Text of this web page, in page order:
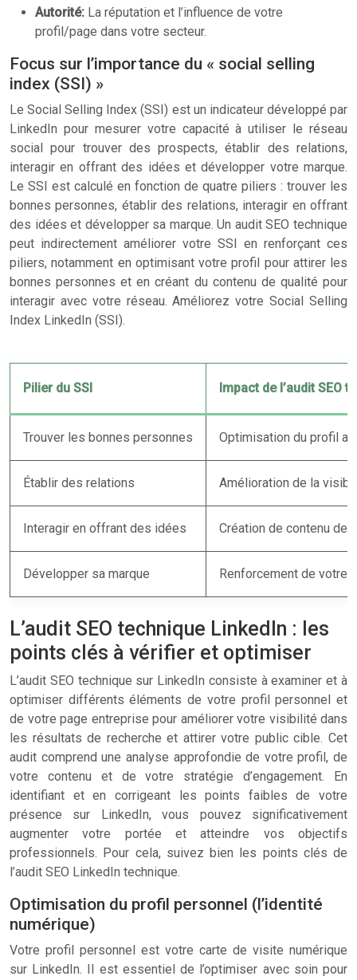
Autorité: La réputation et l’influence de votre
profil/page dans votre secteur.
Focus sur l’importance du « social selling
index (SSI) »
Le Social Selling Index (SSI) est un indicateur développé par
LinkedIn pour mesurer votre capacité à utiliser le réseau
social pour trouver des prospects, établir des relations,
interagir en offrant des idées et développer votre marque.
Le SSI est calculé en fonction de quatre piliers : trouver les
bonnes personnes, établir des relations, interagir en offrant
des idées et développer sa marque. Un audit SEO technique
peut indirectement améliorer votre SSI en renforçant ces
piliers, notamment en optimisant votre profil pour attirer les
bonnes personnes et en créant du contenu de qualité pour
interagir avec votre réseau. Améliorez votre Social Selling
Index LinkedIn (SSI).
Pilier du SSI Impact de l’audit SEO
Trouver les bonnes personnes Optimisation du profil
Établir des relations Amélioration de la
Interagir en offrant des idées Création de contenu de
Développer sa marque Renforcement de votre
L’audit SEO technique LinkedIn : les
points clés à vérifier et optimiser
L’audit SEO technique sur LinkedIn consiste à examiner et à
optimiser différents éléments de votre profil personnel et
de votre page entreprise pour améliorer votre visibilité dans
les résultats de recherche et attirer votre public cible. Cet
audit comprend une analyse approfondie de votre profil, de
votre contenu et de votre stratégie d’engagement. En
identifiant et en corrigeant les points faibles de votre
présence sur LinkedIn, vous pouvez significativement
augmenter votre portée et atteindre vos objectifs
professionnels. Pour cela, suivez bien les points clés de
l’audit SEO LinkedIn technique.
Optimisation du profil personnel (l’identité
numérique)
Votre profil personnel est votre carte de visite numérique
sur LinkedIn. Il est essentiel de l’optimiser avec soin pour